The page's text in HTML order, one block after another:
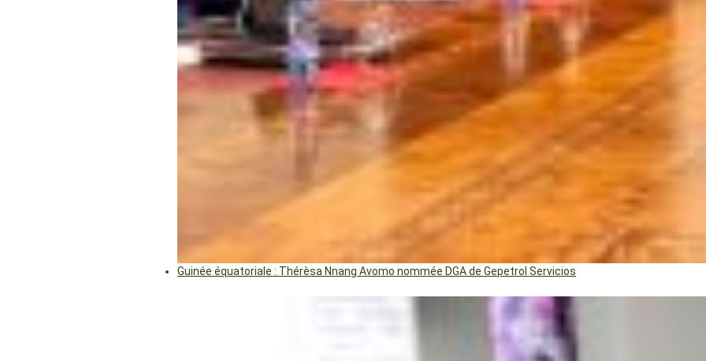
Guinée équatoriale : Thérèsa Nnang Avomo nommée DGA de Gepetrol Servicios